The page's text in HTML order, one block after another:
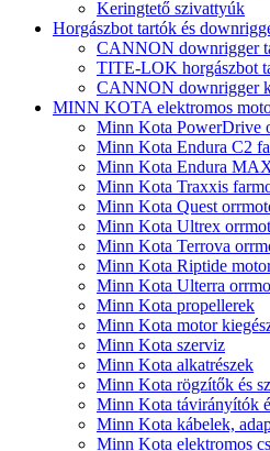
Keringtető szivattyúk
Horgászbot tartók és
CANNON downrigger
TITE-LOK horgászbot
CANNON downrigger
MINN KOTA elektromos
Minn Kota PowerDrive
Minn Kota Endura C2
Minn Kota Endura
Minn Kota Traxxis
Minn Kota Quest
Minn Kota Ultrex
Minn Kota Terrova
Minn Kota Riptide
Minn Kota Ulterra
Minn Kota propellerek
Minn Kota motor
Minn Kota szerviz
Minn Kota alkatrészek
Minn Kota rögzítők és
Minn Kota távirányítók
Minn Kota kábelek,
Minn Kota elektromos